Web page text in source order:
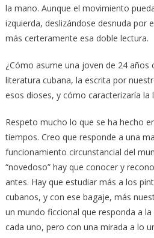
la mano. Aunque el movimiento
izquierda, deslizándose desnuda por
más certeramente esa doble lectura.
¿Cómo asume una joven de 24 años
literatura cubana, la escrita por
esos dioses, y cómo caracterizaría la
Respeto mucho lo que se ha hecho
tiempos. Creo que responde a una
funcionamiento circunstancial del
“novedoso” hay que conocer y
antes. Hay que estudiar más a los
cubanos, y con ese bagaje, más
un mundo ficcional que responda a
cada uno, pero con una mirada a lo